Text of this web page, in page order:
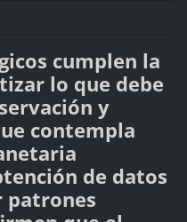
cumplen la
lo que debe
y
contempla
de datos
patrones